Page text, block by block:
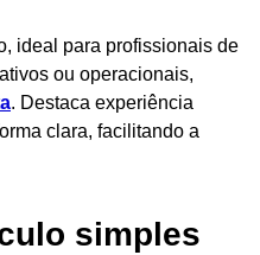
ideal para profissionais de
ou operacionais,
. Destaca experiência
clara, facilitando a
simples